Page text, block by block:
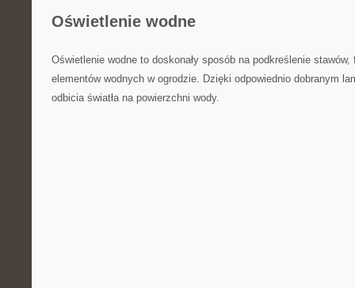
Oświetlenie wodne
Oświetlenie​ wodne to doskonały sposób na podkreślenie
elementów wodnych w ogrodzie. Dzięki odpowiednio dobranym⁢
odbicia światła na powierzchni wody.